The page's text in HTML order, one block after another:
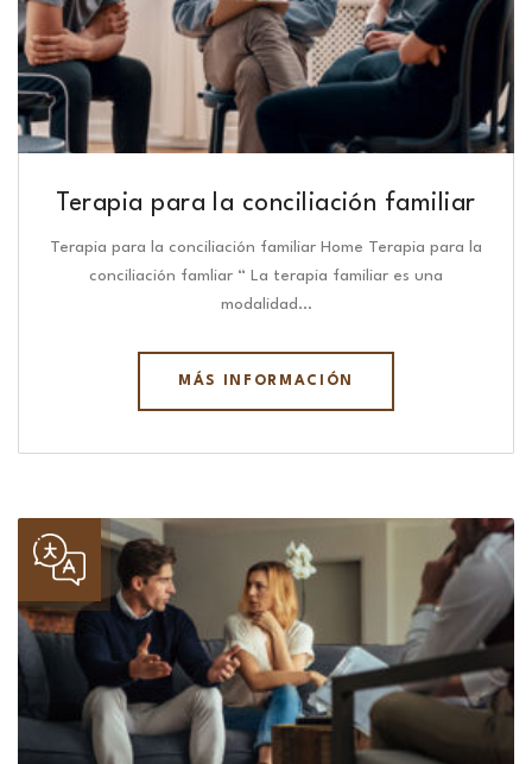
Terapia para la conciliación familiar
Terapia para la conciliación familiar Home Terapia para la
conciliación famliar “ La terapia familiar es una
modalidad…
MÁS INFORMACIÓN